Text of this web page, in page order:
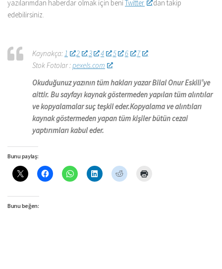
yazılarımdan haberdar olmak için beniTwitter
‘dan takip
edebilirsiniz.
Kaynakça: 1 2 3 4 5 6
7
Stok Fotolar : pexels.com
Okuduğunuz yazının tüm hakları yazar Bilal Onur Eskili’ye
aittir. Bu sayfayı kaynak göstermeden yapılan tüm alıntılar
ve kopyalamalar suç teşkil eder.Kopyalama ve alıntıları
kaynak göstermeden yapan tüm kişiler bütün cezai
yaptırımları kabul eder.
Bunu paylaş:
Bunu beğen: